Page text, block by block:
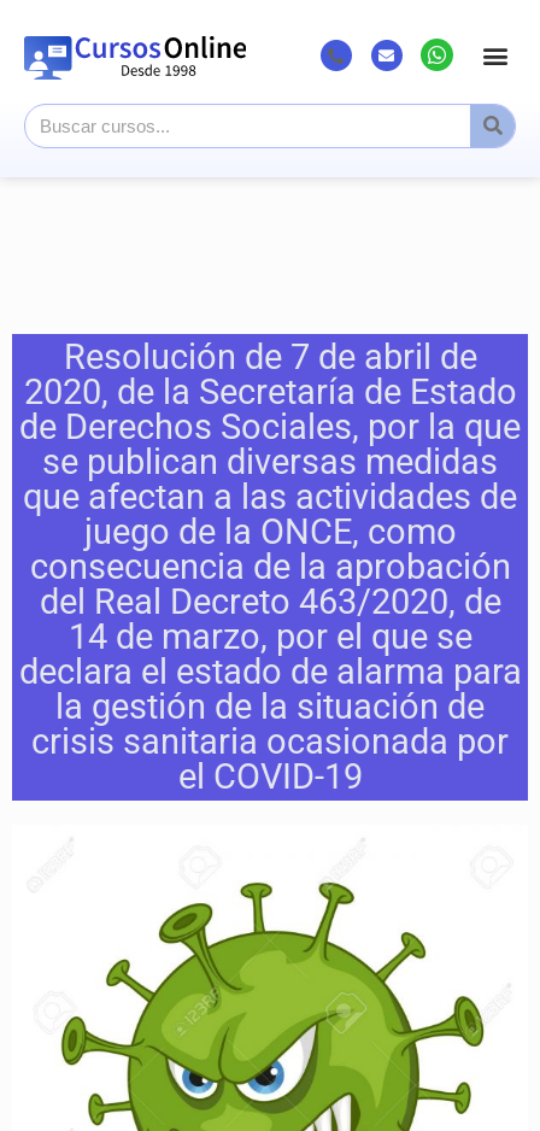
Resolución de 7 de abril de
2020, de la Secretaría de Estado
de Derechos Sociales, por la que
se publican diversas medidas
que afectan a las actividades de
juego de la ONCE, como
consecuencia de la aprobación
del Real Decreto 463/2020, de
14 de marzo, por el que se
declara el estado de alarma para
la gestión de la situación de
crisis sanitaria ocasionada por
el COVID-19